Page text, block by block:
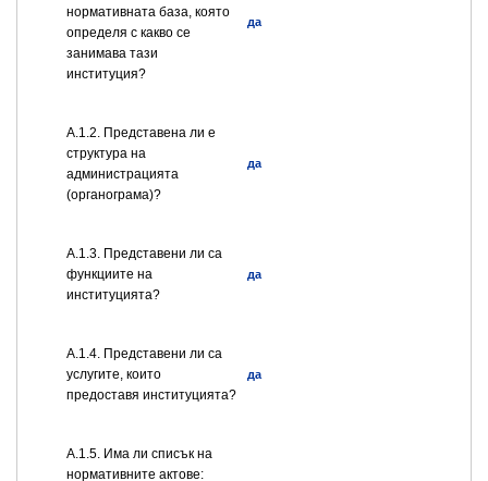
нормативната база, която
определя с какво се
занимава тази
институция?
да
A.1.2. Представена ли е
структура на
администрацията
(органограма)?
да
А.1.3. Представени ли са
функциите на
институцията?
да
А.1.4. Представени ли са
услугите, които
предоставя институцията?
да
А.1.5. Има ли списък на
нормативните актове: